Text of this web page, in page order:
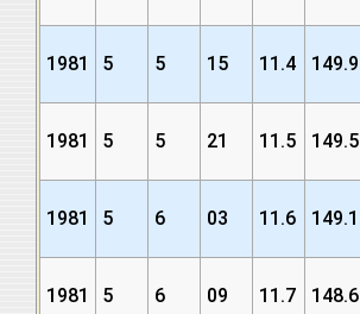
1981 5 5 15 11.4 149.9
1981 5 5 21 11.5 149.5
1981 5 6 03 11.6 149.1
1981 5 6 09 11.7 148.6